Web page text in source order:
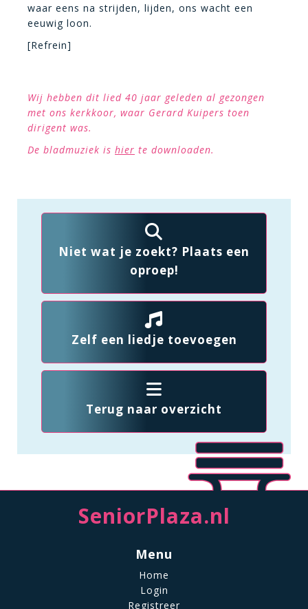
waar eens na strijden, lijden, ons wacht een
eeuwig loon.
[Refrein]
Wij hebben dit lied 40 jaar geleden al gezongen
met ons kerkkoor, waar Gerard Kuipers toen
dirigent was.
De bladmuziek is hier te downloaden.
Niet wat je zoekt? Plaats een
oproep!
Zelf een liedje toevoegen
Terug naar overzicht
SeniorPlaza.nl
Menu
Home
Login
Registreer